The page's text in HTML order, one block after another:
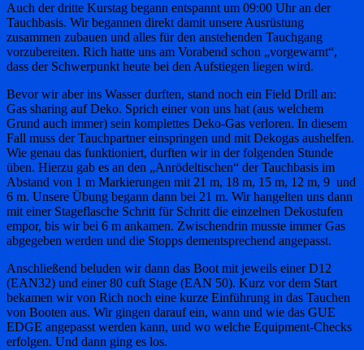
Auch der dritte Kurstag begann entspannt um 09:00 Uhr an der
Tauchbasis. Wir begannen direkt damit unsere Ausrüstung
zusammen zubauen und alles für den anstehenden Tauchgang
vorzubereiten. Rich hatte uns am Vorabend schon „vorgewarnt“,
dass der Schwerpunkt heute bei den Aufstiegen liegen wird.
Bevor wir aber ins Wasser durften, stand noch ein Field Drill an:
Gas sharing auf Deko. Sprich einer von uns hat (aus welchem
Grund auch immer) sein komplettes Deko-Gas verloren. In diesem
Fall muss der Tauchpartner einspringen und mit Dekogas aushelfen.
Wie genau das funktioniert, durften wir in der folgenden Stunde
üben. Hierzu gab es an den „Anrödeltischen“ der Tauchbasis im
Abstand von 1 m Markierungen mit 21 m, 18 m, 15 m, 12 m, 9 und
6 m. Unsere Übung begann dann bei 21 m. Wir hangelten uns dann
mit einer Stageflasche Schritt für Schritt die einzelnen Dekostufen
empor, bis wir bei 6 m ankamen. Zwischendrin musste immer Gas
abgegeben werden und die Stopps dementsprechend angepasst.
Anschließend beluden wir dann das Boot mit jeweils einer D12
(EAN32) und einer 80 cuft Stage (EAN 50). Kurz vor dem Start
bekamen wir von Rich noch eine kurze Einführung in das Tauchen
von Booten aus. Wir gingen darauf ein, wann und wie das GUE
EDGE angepasst werden kann, und wo welche Equipment-Checks
erfolgen. Und dann ging es los.